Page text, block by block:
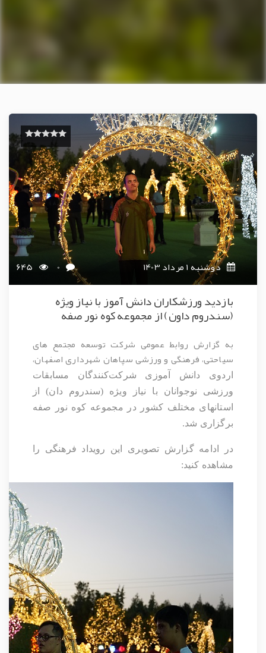
دوشنبه 1 مرداد 1403 645 0
بازدید ورزشکاران دانش آموز با نیاز ویژه
(سندروم داون) از مجموعه کوه نور صفه
به گزارش روابط عمومی شرکت توسعه مجتمع های
سیاحتی، فرهنگی و ورزشی سپاهان شهرداری اصفهان،
اردوی دانش آموزی شرکت‌کنندگان مسابقات
ورزشی نوجوانان با نیاز ویژه (سندروم دان) از
استانهای مختلف کشور در مجموعه کوه نور صفه
برگزاری شد.
در ادامه گزارش تصویری این رویداد فرهنگی را
مشاهده کنید: